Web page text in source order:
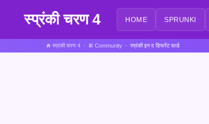
स्प्रंकी चरण 4 HOME SPRUNKI
स्प्रंकी चरण 4 Community स्प्रंकी इन द डिफरेंट वर्ल्ड